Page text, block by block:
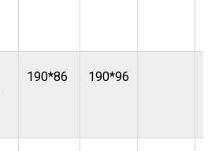
190*86 190*96